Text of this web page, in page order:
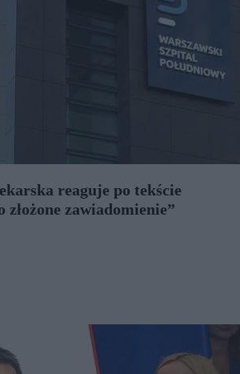
reaguje po tekście
złożone zawiadomienie”